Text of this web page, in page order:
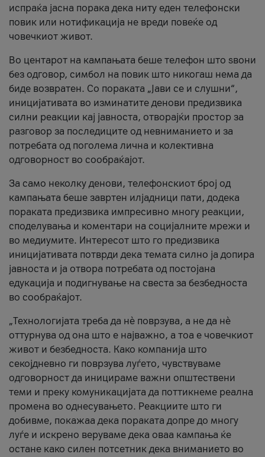
испраќа јасна порака дека ниту еден телефонски
повик или нотификација не вреди повеќе од
човечкиот живот.
Во центарот на кампањата беше телефон што ѕвони
без одговор, симбол на повик што никогаш нема да
биде возвратен. Со пораката „Јави се и слушни“,
иницијативата во изминатите денови предизвика
силни реакции кај јавноста, отворајќи простор за
разговор за последиците од невниманието и за
потребата од поголема лична и колективна
одговорност во сообраќајот.
За само неколку денови, телефонскиот број од
кампањата беше завртен илјадници пати, додека
пораката предизвика импресивно многу реакции,
споделувања и коментари на социјалните мрежи и
во медиумите. Интересот што го предизвика
иницијативата потврди дека темата силно ја допира
јавноста и ја отвора потребата од постојана
едукација и подигнување на свеста за безбедноста
во сообраќајот.
„Технологијата треба да нè поврзува, а не да нè
оттурнува од она што е најважно, а тоа е човечкиот
живот и безбедноста. Како компанија што
секојдневно ги поврзува луѓето, чувствуваме
одговорност да иницираме важни општествени
теми и преку комуникацијата да поттикнеме реална
промена во однесувањето. Реакциите што ги
добивме, покажаа дека пораката допре до многу
луѓе и искрено веруваме дека оваа кампања ќе
остане како силен потсетник дека вниманието во